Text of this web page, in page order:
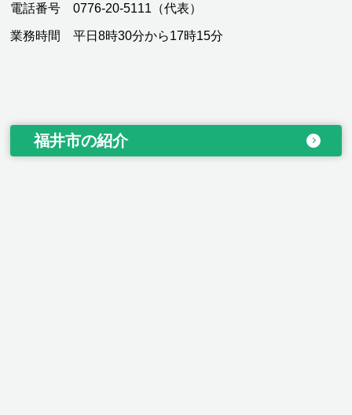
電話番号 0776-20-5111（代表）
業務時間 平日8時30分から17時15分
福井市の紹介